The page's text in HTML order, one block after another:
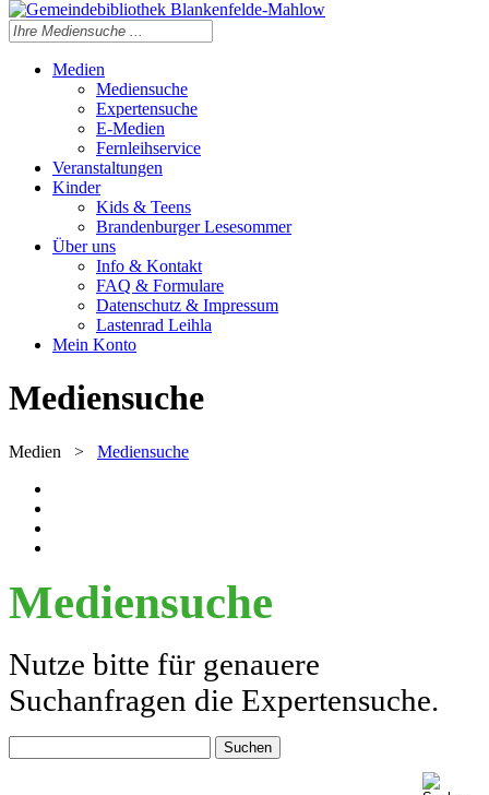
Medien
Mediensuche
Expertensuche
E-Medien
Fernleihservice
Veranstaltungen
Kinder
Kids & Teens
Brandenburger Lesesommer
Über uns
Info & Kontakt
FAQ & Formulare
Datenschutz & Impressum
Lastenrad Leihla
Mein Konto
Mediensuche
Medien > Mediensuche
Mediensuche
Nutze bitte für genauere
Suchanfragen die Expertensuche.